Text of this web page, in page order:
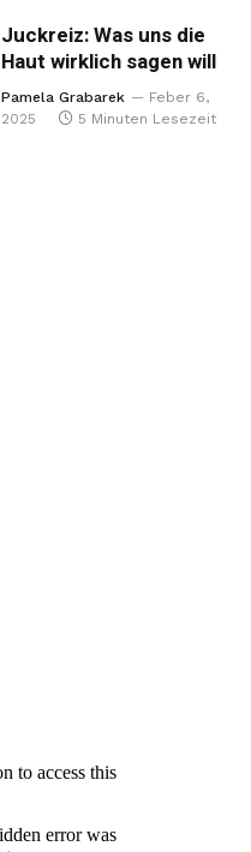
Juckreiz: Was uns die
Haut wirklich sagen will
Pamela Grabarek
Feber 6,
2025
5 Minuten Lesezeit